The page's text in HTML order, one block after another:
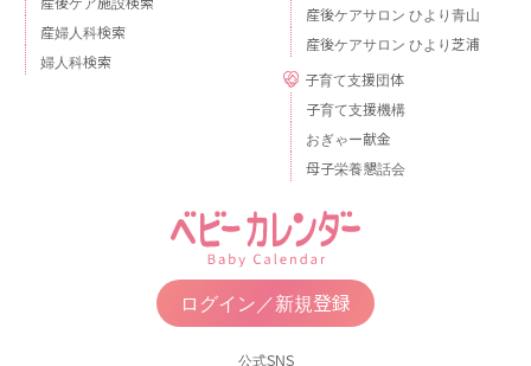
産婦人科検索
婦人科検索
産後ケアサロン ひより青山
産後ケアサロン ひより芝浦
子育て支援団体
子育て支援機構
おぎゃー献金
母子栄養懇話会
ログイン／新規登録
公式SNS